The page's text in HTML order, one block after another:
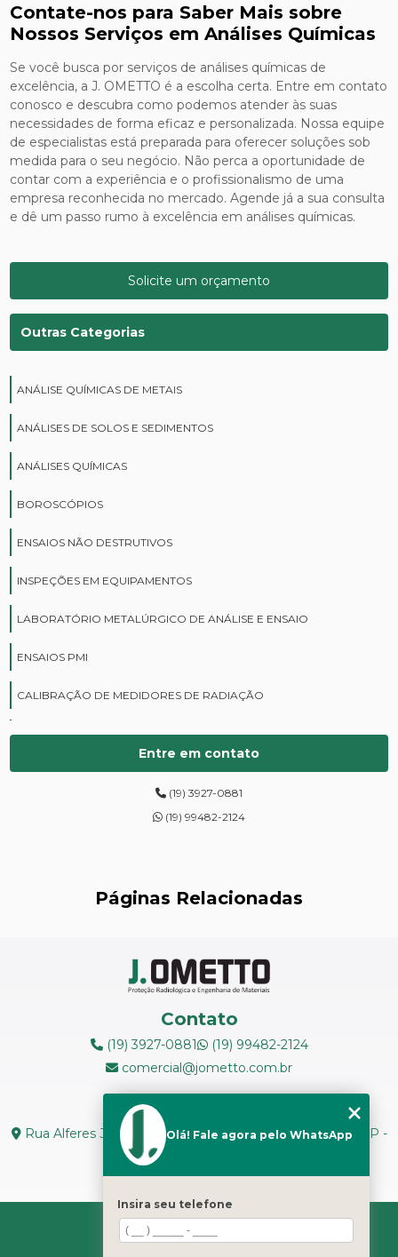
Contate-nos para Saber Mais sobre
Nossos Serviços em Análises Químicas
Se você busca por serviços de análises químicas de
excelência, a J. OMETTO é a escolha certa. Entre em contato
conosco e descubra como podemos atender às suas
necessidades de forma eficaz e personalizada. Nossa equipe
de especialistas está preparada para oferecer soluções sob
medida para o seu negócio. Não perca a oportunidade de
contar com a experiência e o profissionalismo de uma
empresa reconhecida no mercado. Agende já a sua consulta
e dê um passo rumo à excelência em análises químicas.
Solicite um orçamento
Outras Categorias
ANÁLISE QUÍMICAS DE METAIS
ANÁLISES DE SOLOS E SEDIMENTOS
ANÁLISES QUÍMICAS
BOROSCÓPIOS
ENSAIOS NÃO DESTRUTIVOS
INSPEÇÕES EM EQUIPAMENTOS
LABORATÓRIO METALÚRGICO DE ANÁLISE E ENSAIO
ENSAIOS PMI
CALIBRAÇÃO DE MEDIDORES DE RADIAÇÃO
CURSOS DE PROTEÇÃO RADIOLÓGICA
DIGITALIZAÇÃO DE FILMES RADIOGRÁFICOS
ENSAIOS DE DUREZA DE CAMPO
MANUTENÇÃO DE MEDIDORES DE RADIAÇÃO
MEDIÇÃO DE FERRITA
RADIOGRAFIA INDUSTRIAL
RÉPLICAS METALOGRÁFICAS
TRANSPORTE DE REJEITOS RADIOATIVOS
Entre em contato
(19) 3927-0881
(19) 99482-2124
Páginas Relacionadas
Contato
(19) 3927-0881
(19) 99482-2124
comercial@jometto.com.br
Endereço
Rua Alferes José Caetano, N 1665 - Centro Piracicaba - SP -
CEP: 13400-126
Seg. a Sex: 8h ás 18h
HOME
SOBRE NÓS
Olá! Fale agora pelo WhatsApp
Insira seu telefone